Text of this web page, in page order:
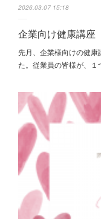
2026.03.07 15:18
企業向け健康講座
先月、企業様向けの健
た。従業員の皆様が、